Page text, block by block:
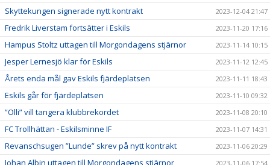
Skyttekungen signerade nytt kontrakt 2023-12-04 21:47
Fredrik Liverstam fortsätter i Eskils 2023-11-20 17:16
Hampus Stoltz uttagen till Morgondagens stjärnor 2023-11-14 10:15
Jesper Lernesjö klar för Eskils 2023-11-12 12:45
Årets enda mål gav Eskils fjärdeplatsen 2023-11-11 18:43
Eskils går för fjärdeplatsen 2023-11-10 09:32
”Olli” vill tangera klubbrekordet 2023-11-08 20:10
FC Trollhättan - Eskilsminne IF 2023-11-07 14:31
Revanschsugen ”Lunde” skrev på nytt kontrakt 2023-11-06 20:29
Johan Albin uttagen till Morgondagens stjärnor 2023-11-06 17:54